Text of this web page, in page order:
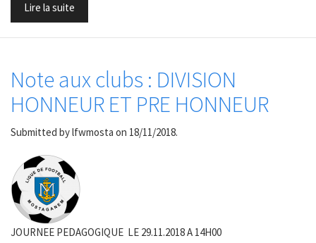
Lire la suite
Note aux clubs : DIVISION
HONNEUR ET PRE HONNEUR
Submitted bylfwmosta on 18/11/2018.
JOURNEE PEDAGOGIQUE LE 29.11.2018 A 14H00